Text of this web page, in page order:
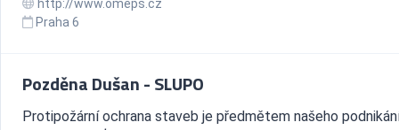
http://www.omeps.cz
Praha 6
Pozděna Dušan - SLUPO
Protipožární ochrana staveb je předmětem našeho